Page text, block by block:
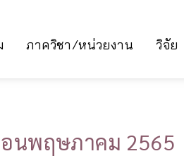
ภาควิชา/หน่วยงาน วิจัย
นพฤษภาคม 2565